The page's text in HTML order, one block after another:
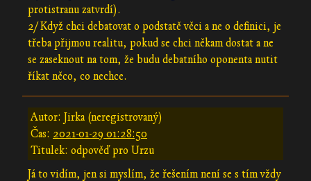
protistranu zatvrdí).
2/ Když chci debatovat o podstatě věci a ne o definici, je
třeba přijmou realitu, pokud se chci někam dostat a ne
se zaseknout na tom, že budu debatního oponenta nutit
říkat něco, co nechce.
Autor: Jirka (neregistrovaný)
Čas: 2021-01-29 01:28:50
Titulek: odpověď pro Urzu
Já to vidím, jen si myslím, že řešením není se s tím vždy